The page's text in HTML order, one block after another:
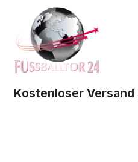
Zum Hauptinhalt springen
Kostenloser